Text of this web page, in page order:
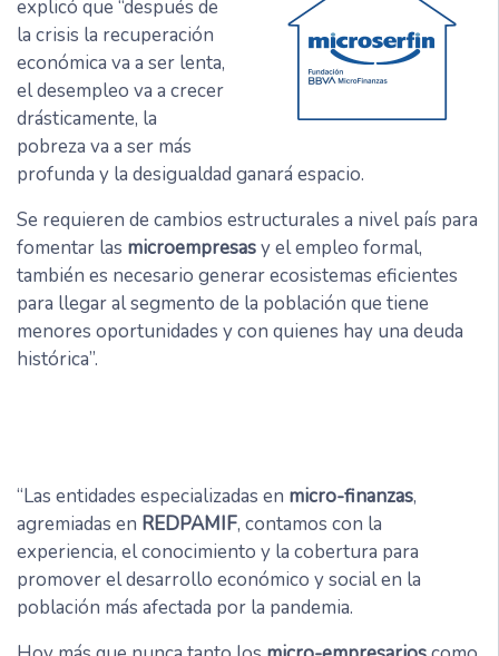
explicó que “después de
la crisis la recuperación
económica va a ser lenta,
el desempleo va a crecer
drásticamente, la
pobreza va a ser más
profunda y la desigualdad ganará espacio.
Se requieren de cambios estructurales a nivel país para
fomentar las microempresasy el empleo formal,
también es necesario generar ecosistemas eficientes
para llegar al segmento de la población que tiene
menores oportunidades y con quienes hay una deuda
histórica”.
“Las entidades especializadas en micro-finanzas,
agremiadas en REDPAMIF, contamos con la
experiencia, el conocimiento y la cobertura para
promover el desarrollo económico y social en la
población más afectada por la pandemia.